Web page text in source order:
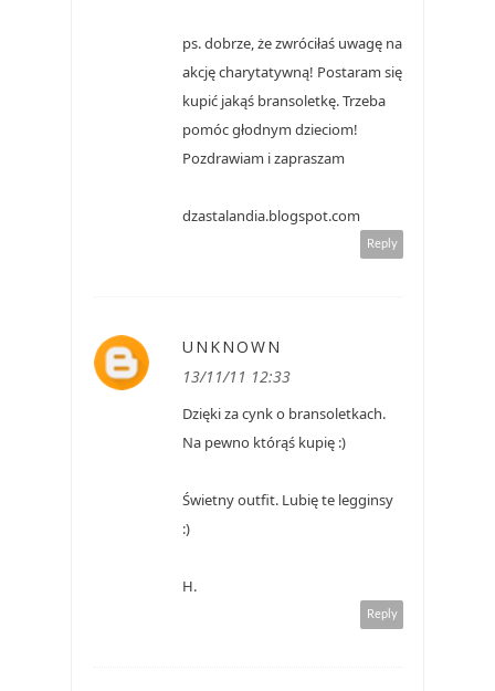
ps. dobrze, że zwróciłaś uwagę na
akcję charytatywną! Postaram się
kupić jakąś bransoletkę. Trzeba
pomóc głodnym dzieciom!
Pozdrawiam i zapraszam
dzastalandia.blogspot.com
Reply
UNKNOWN
13/11/11 12:33
Dzięki za cynk o bransoletkach.
Na pewno którąś kupię :)
Świetny outfit. Lubię te legginsy
:)
H.
Reply